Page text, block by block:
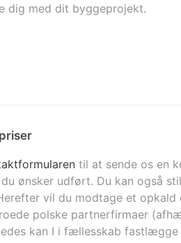
dig med dit byggeprojekt.
til at sende os en
ønsker udført. Du kan også
vil du modtage et opkald
polske partnerfirmaer
kan I i fællesskab